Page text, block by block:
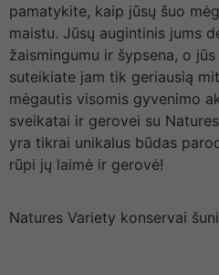
pamatykite, kaip jūsų šuo
maistu. Jūsų augintinis jums
žaismingumu ir šypsena, o
suteikiate jam tik geriausią
mėgautis visomis gyvenimo
sveikatai ir gerovei su
yra tikrai unikalus būdas
rūpi jų laimė ir gerovė!
Natures Variety konservai